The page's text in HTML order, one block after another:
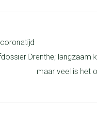
Drenthe; langzaam
maar veel is het